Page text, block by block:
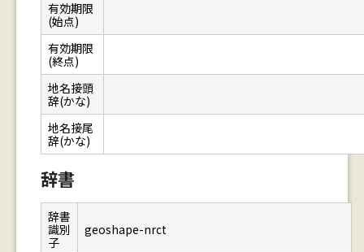
有効期限
(始点)
有効期限
(終点)
地名接頭
辞(かな)
地名接尾
辞(かな)
辞書
辞書
識別
子
geoshape-nrct